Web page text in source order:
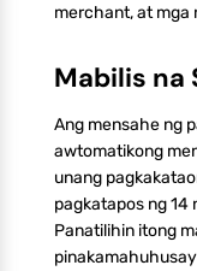
merchant, at mga
Mabilis na
Ang mensahe ng
awtomatikong
unang
pagkatapos ng 14
Panatilihin itong